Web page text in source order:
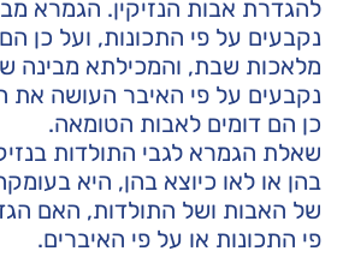
להגדרת אבות הנזיקין. הגמרא
נקבעים על פי התכונות, ועל כן
מלאכות שבת, והמכילתא מבינה
נקבעים על פי האיבר העושה את
כן הם דומים לאבות הטומאה.
שאלת הגמרא לגבי התולדות
בהן או לאו כיוצא בהן, היא
של האבות ושל התולדות, האם
פי התכונות או על פי האיברים.